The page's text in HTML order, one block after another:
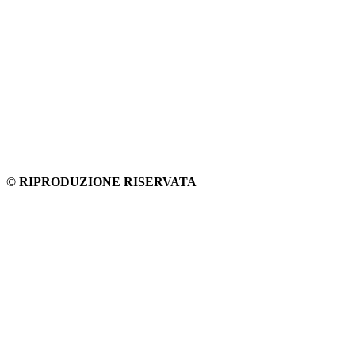
© RIPRODUZIONE RISERVATA